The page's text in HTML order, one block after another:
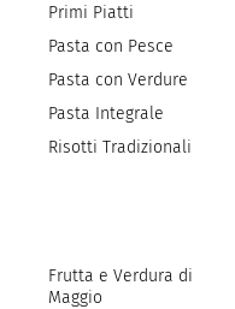
Primi Piatti
Pasta con Pesce
Pasta con Verdure
Pasta Integrale
Risotti Tradizionali
Frutta e Verdura di
Maggio